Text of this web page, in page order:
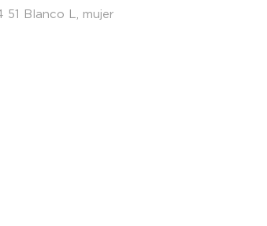
51 Blanco L mujer